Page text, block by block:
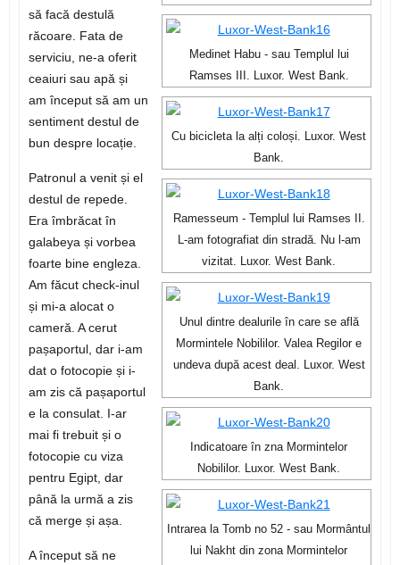
Medinet Habu - sau Templul lui
Ramses III. Luxor. West Bank.
Cu bicicleta la alți coloși. Luxor. West
Bank.
Ramesseum - Templul lui Ramses II.
L-am fotografiat din stradă. Nu l-am
vizitat. Luxor. West Bank.
Unul dintre dealurile în care se află
Mormintele Nobililor. Valea Regilor e
undeva după acest deal. Luxor. West
Bank.
Indicatoare în zna Mormintelor
Nobililor. Luxor. West Bank.
Intrarea la Tomb no 52 - sau Mormântul
lui Nakht din zona Mormintelor
să facă destulă
răcoare. Fata de
serviciu, ne-a oferit
ceaiuri sau apă și
am început să am un
sentiment destul de
bun despre locație.
Patronul a venit și el
destul de repede.
Era îmbrăcat în
galabeya și vorbea
foarte bine engleza.
Am făcut check-inul
și mi-a alocat o
cameră. A cerut
pașaportul, dar i-am
dat o fotocopie și i-
am zis că pașaportul
e la consulat. I-ar
mai fi trebuit și o
fotocopie cu viza
pentru Egipt, dar
până la urmă a zis
că merge și așa.
A început să ne